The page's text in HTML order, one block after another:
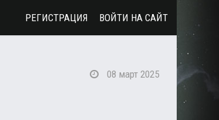
08 март 2025
РЕГИСТРАЦИЯ ВОЙТИ НА САЙТ